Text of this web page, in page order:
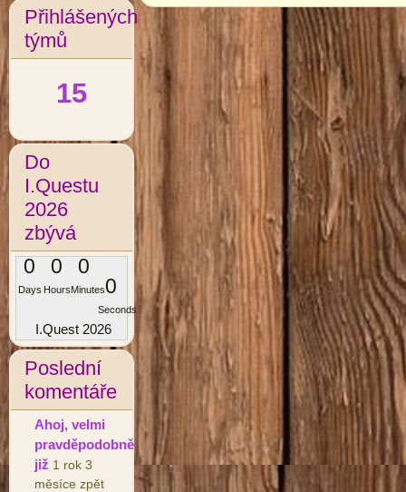
Přihlášených
týmů
15
Do
I.Questu
2026
zbývá
0
Days
0
Hours
0
Minutes0
Seconds
I.Quest 2026
Poslední
komentáře
Ahoj, velmi
pravděpodobně
již 1 rok 3
měsíce zpět